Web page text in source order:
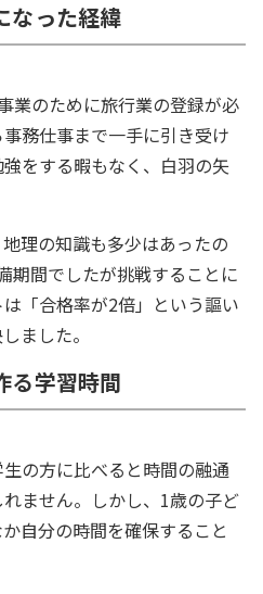
なった経緯
業のために旅行業の登録が必
務仕事まで一手に引き受け
をする暇もなく、白羽の矢
理の知識も多少はあったの
期間でしたが挑戦することに
「合格率が2倍」という謳い
ました。
る学習時間
の方に比べると時間の融通
ません。しかし、1歳の子ど
自分の時間を確保すること